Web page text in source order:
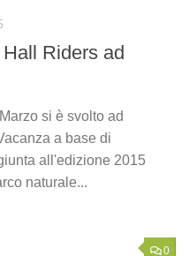
Riders ad
si è svolto ad
a base di
all'edizione 2015
naturale...
0